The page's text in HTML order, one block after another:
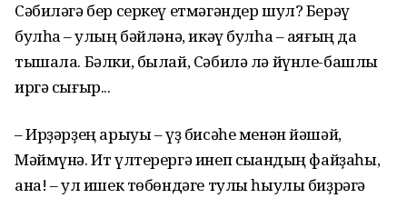
Сәбиләгә бер серкеү етмәгәндер шул? Берәү
булһа – ҡулың бәйләнә, икәү булһа – аяғың да
тышала. Бәлки, былай, Сәбилә лә йүнле-башлы
иргә сығыр...
– Ирҙәрҙең арыуы – үҙ бисәһе менән йәшәй,
Мәймүнә. Ит үлтерергә инеп сыҡҡандың файҙаһы,
ана! – ул ишек төбөндәге тулы һыулы биҙрәгә